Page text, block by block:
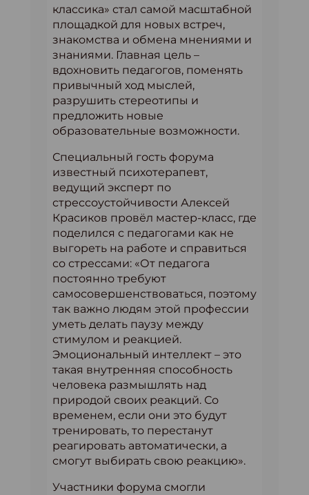
классика» стал самой масштабной
площадкой для новых встреч,
знакомства и обмена мнениями и
знаниями. Главная цель –
вдохновить педагогов, поменять
привычный ход мыслей,
разрушить стереотипы и
предложить новые
образовательные возможности.
Специальный гость форума
известный психотерапевт,
ведущий эксперт по
стрессоустойчивости Алексей
Красиков провёл мастер-класс, где
поделился с педагогами как не
выгореть на работе и справиться
со стрессами: «От педагога
постоянно требуют
самосовершенствоваться, поэтому
так важно людям этой профессии
уметь делать паузу между
стимулом и реакцией.
Эмоциональный интеллект – это
такая внутренняя способность
человека размышлять над
природой своих реакций. Со
временем, если они это будут
тренировать, то перестанут
реагировать автоматически, а
смогут выбирать свою реакцию».
Участники форума смогли